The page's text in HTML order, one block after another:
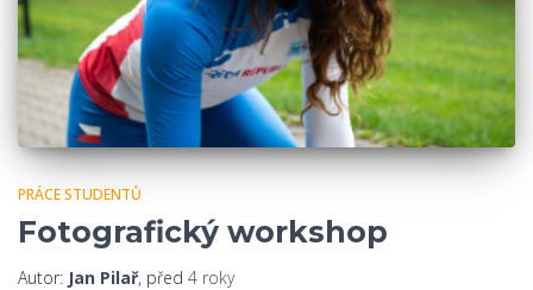
PRÁCE STUDENTŮ
Fotografický workshop
Autor: Jan Pilař, před 4 roky